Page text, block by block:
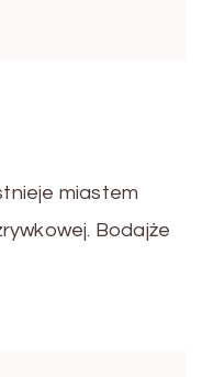
miastem
Bodajże